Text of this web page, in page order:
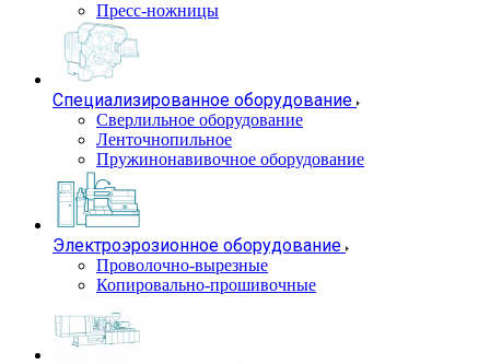
Пресс-ножницы
Специализированное оборудование
Сверлильное оборудование
Ленточнопильное
Пружинонавивочное оборудование
Электроэрозионное оборудование
Проволочно-вырезные
Копировально-прошивочные